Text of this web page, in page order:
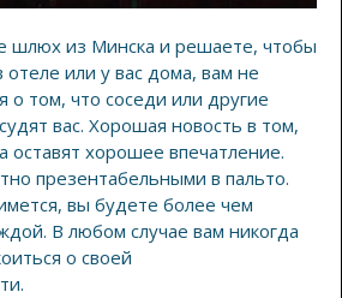
шлюх из Минска и решаете, чтобы
отеле или у вас дома, вам не
о том, что соседи или другие
вас. Хорошая новость в том,
оставят хорошее впечатление.
презентабельными в пальто.
вы будете более чем
В любом случае вам никогда
о своей